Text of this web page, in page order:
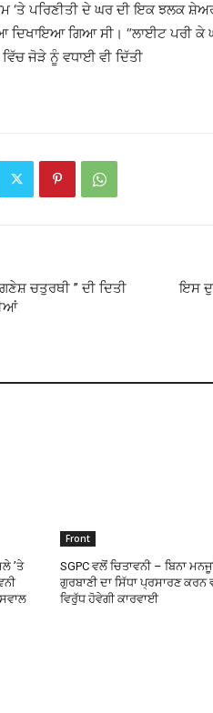
‘ਤੇ ਪਰਿਣੀਤੀ ਦੇ ਘਰ ਦੀ ਇਕ ਝਲਕ
ਦਿਖਾਇਆ ਗਿਆ ਸੀ। “ਲਾਈਟ ਪਰੀ
ਜੋੜੇ ਨੂੰ ਵਧਾਈ ਵੀ ਦਿੱਤੀ
ਚਤੁਰਥੀ ” ਦੀ ਦਿਤੀ
ਇਸ
’ਤੇ
Front
SGPC ਵਲੋਂ ਚਿਤਾਵਨੀ – ਬਿਨਾ
ਗੁਰਬਾਣੀ ਦਾ ਸਿੱਧਾ ਪ੍ਰਸਾਰਣ ਕਰਨ
ਵਿਰੁੱਧ ਹੋਵੇਗੀ ਕਾਰਵਾਈ